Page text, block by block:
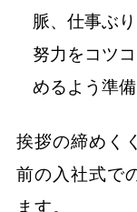
脈、仕事ぶ
努力をコツ
めるよう準備
挨拶の締めく
前の入社式で
ます。